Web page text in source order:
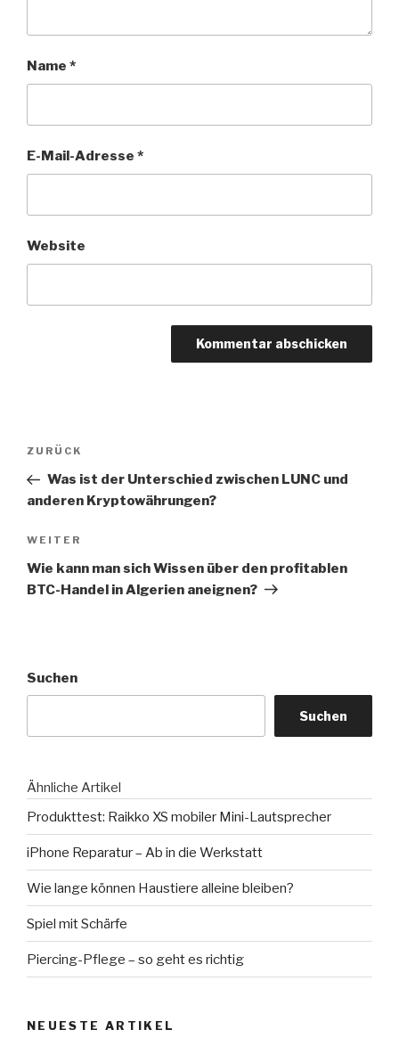
Name *
E-Mail-Adresse *
Website
Beitragsnavigation
Vorheriger
Beitrag
ZURÜCK
Was ist der Unterschied zwischen LUNC und
anderen Kryptowährungen?
Nächster
Beitrag
WEITER
Wie kann man sich Wissen über den profitablen
BTC-Handel in Algerien aneignen?
Suchen
Suchen
Ähnliche Artikel
Produkttest: Raikko XS mobiler Mini-Lautsprecher
iPhone Reparatur – Ab in die Werkstatt
Wie lange können Haustiere alleine bleiben?
Spiel mit Schärfe
Piercing-Pflege – so geht es richtig
NEUESTE ARTIKEL